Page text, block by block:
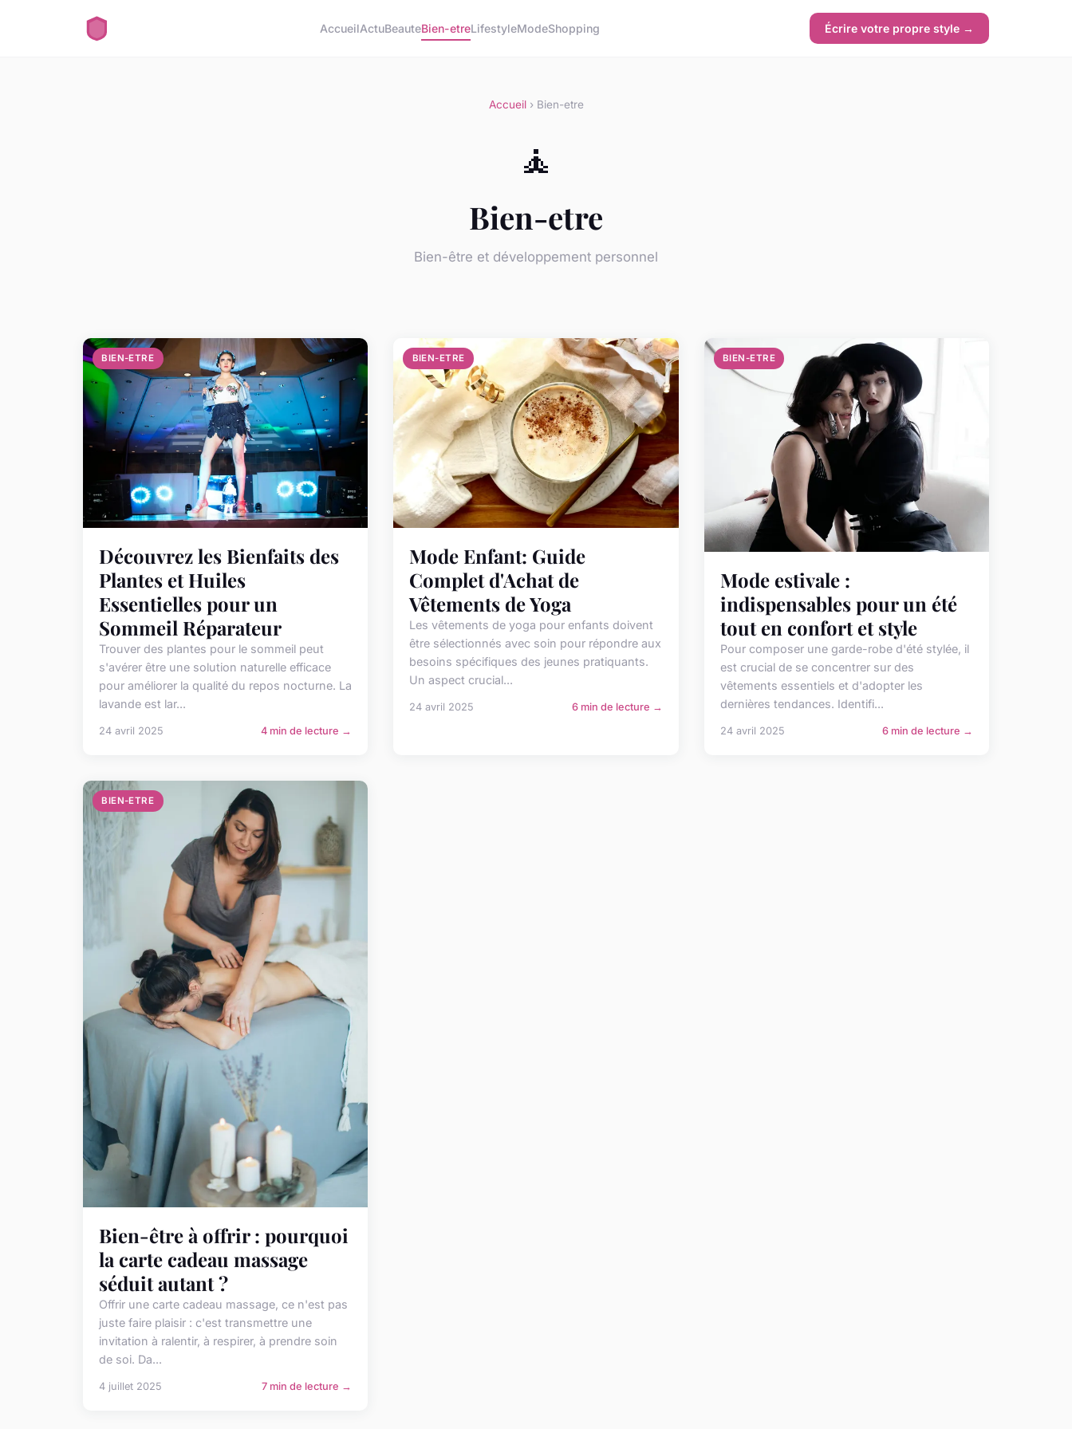
AccueilActuBeauteBien-etreLifestyleModeShopping Écrire votre propre style →
Accueil› Bien-etre
🧘
Bien-etre
Bien-être et développement personnel
BIEN-ETRE
Découvrez les Bienfaits des
Plantes et Huiles
Essentielles pour un
Sommeil Réparateur
Trouver des plantes pour le sommeil peut
s'avérer être une solution naturelle efficace
pour améliorer la qualité du repos nocturne. La
lavande est lar...
24 avril 2025 4 min de lecture →
BIEN-ETRE
Mode Enfant: Guide
Complet d'Achat de
Vêtements de Yoga
Les vêtements de yoga pour enfants doivent
être sélectionnés avec soin pour répondre aux
besoins spécifiques des jeunes pratiquants.
Un aspect crucial...
24 avril 2025 6 min de lecture →
BIEN-ETRE
Mode estivale :
indispensables pour un été
tout en confort et style
Pour composer une garde-robe d'été stylée, il
est crucial de se concentrer sur des
vêtements essentiels et d'adopter les
dernières tendances. Identifi...
24 avril 2025 6 min de lecture →
BIEN-ETRE
Bien-être à offrir : pourquoi
la carte cadeau massage
séduit autant ?
Offrir une carte cadeau massage, ce n'est pas
juste faire plaisir : c'est transmettre une
invitation à ralentir, à respirer, à prendre soin
de soi. Da...
4 juillet 2025 7 min de lecture →